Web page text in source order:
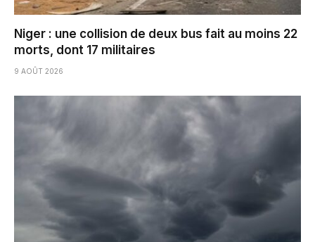
Niger : une collision de deux bus fait au moins 22
morts, dont 17 militaires
9 AOÛT 2026